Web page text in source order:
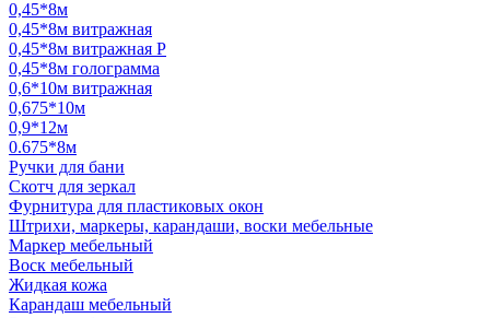
0,45*8м
0,45*8м витражная
0,45*8м витражная Р
0,45*8м голограмма
0,6*10м витражная
0,675*10м
0,9*12м
0.675*8м
Ручки для бани
Скотч для зеркал
Фурнитура для пластиковых окон
Штрихи, маркеры, карандаши, воски мебельные
Маркер мебельный
Воск мебельный
Жидкая кожа
Карандаш мебельный